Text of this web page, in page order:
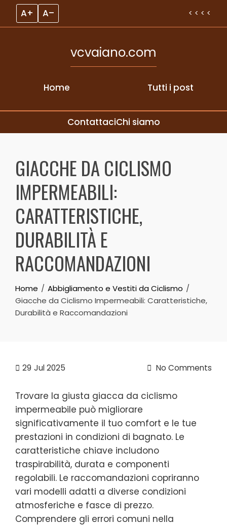
A+ A– < < < <
Home
vcvaiano.com
Tutti i post
ContattaciChi siamo
GIACCHE DA CICLISMO
IMPERMEABILI:
CARATTERISTICHE,
DURABILITÀ E
RACCOMANDAZIONI
Home
Abbigliamento e Vestiti da Ciclismo
Giacche da Ciclismo Impermeabili: Caratteristiche,
Durabilità e Raccomandazioni
29 Jul 2025 No Comments
Trovare la giusta giacca da ciclismo
impermeabile può migliorare
significativamente il tuo comfort e le tue
prestazioni in condizioni di bagnato. Le
caratteristiche chiave includono
traspirabilità, durata e componenti
regolabili. Le raccomandazioni copriranno
vari modelli adatti a diverse condizioni
atmosferiche e fasce di prezzo.
Comprendere gli errori comuni nella